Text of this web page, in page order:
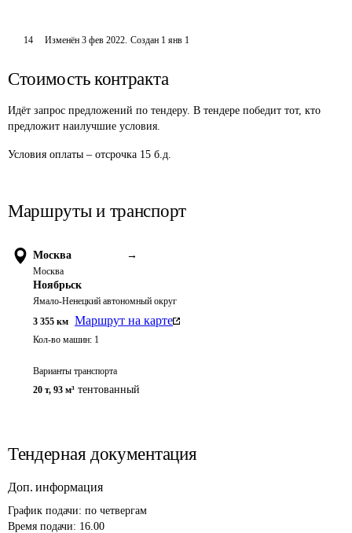
14 Изменён3 фев 2022. Создан 1 янв 1
Стоимость контракта
Идёт запрос предложений по тендеру. В тендере победит тот, кто
предложит наилучшие условия.
Условия оплаты – отсрочка 15 б.д.
Маршруты и транспорт
Москва →
Москва
Ноябрьск
Ямало-Ненецкий автономный округ
3 355 км Маршрут на карте
Кол-во машин: 1
Варианты транспорта
20 т, 93 м³ тентованный
Тендерная документация
Доп. информация
График подачи: по четвергам
Время подачи: 16.00